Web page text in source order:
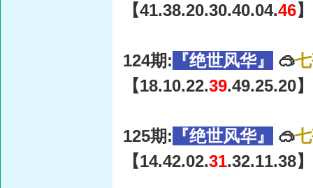
【41.38.20.30.40.04.46】
124期: 『绝世风华』 🥽
【18.10.22.39.49.25.20】
125期: 『绝世风华』 🥽
【14.42.02.31.32.11.38】